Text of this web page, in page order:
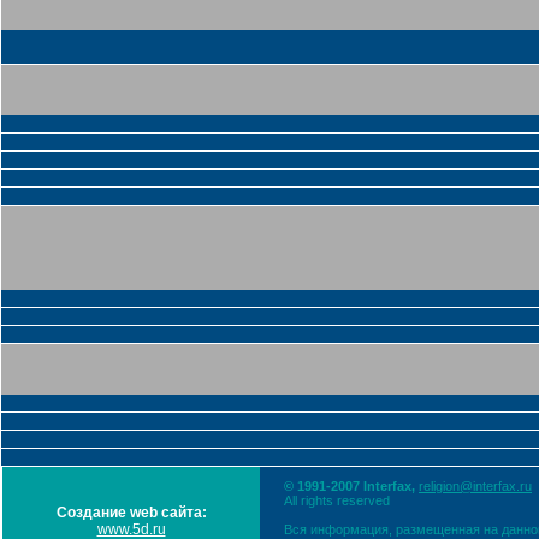
Создание web сайта:
www.5d.ru
© 1991-2007 Interfax, religion@interfax.ru
All rights reserved
Вся информация, размещенная на